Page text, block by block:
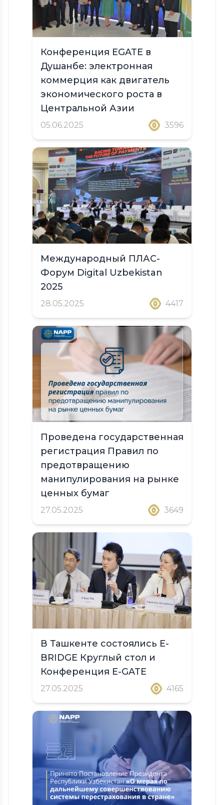
Конференция EGATE в
Душанбе: электронная
коммерция как двигатель
экономического роста в
Центральной Азии
05.06.2025 3596
Международный ПЛАС-
Форум Digital Uzbekistan
2025
28.05.2025 4417
Проведена государственная
регистрация Правил по
предотвращению
манипулирования на рынке
ценных бумаг
27.05.2025 3649
В Ташкенте состоялись E-
BRIDGE Круглый стол и
Конференция E-GATE
27.05.2025 4165